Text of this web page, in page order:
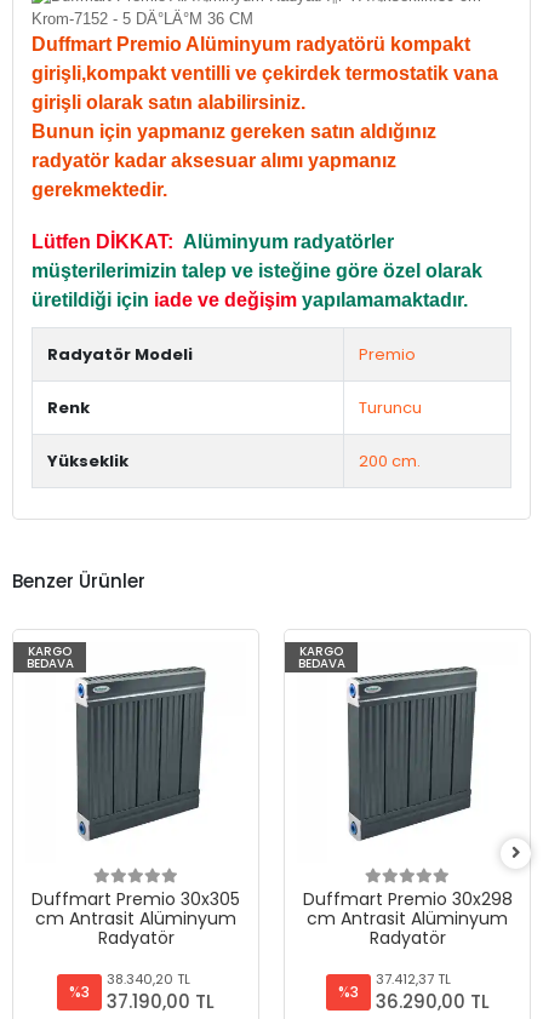
Duffmart Premio Alüminyum radyatörü kompakt
girişli,kompakt ventilli ve çekirdek termostatik vana
girişli olarak satın alabilirsiniz.
Bunun için yapmanız gereken satın aldığınız
radyatör kadar aksesuar alımı yapmanız
gerekmektedir.
Lütfen DİKKAT: Alüminyum radyatörler
müşterilerimizin talep ve isteğine göre özel olarak
üretildiği için iade ve değişim yapılamamaktadır.
Radyatör Modeli Premio
Renk Turuncu
Yükseklik 200 cm.
Benzer Ürünler
KARGO
BEDAVA
Duffmart Premio 30x305
cm Antrasit Alüminyum
Radyatör
%3
38.340,20 TL
37.190,00 TL
KARGO
BEDAVA
Duffmart Premio 30x298
cm Antrasit Alüminyum
Radyatör
%3
37.412,37 TL
36.290,00 TL